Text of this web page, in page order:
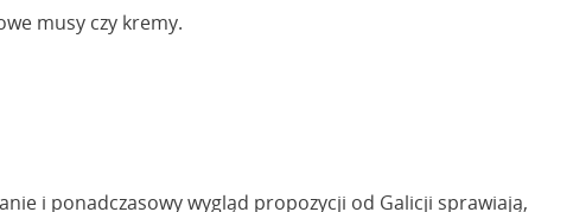
musy czy kremy.
i ponadczasowy wygląd propozycji od Galicji sprawiają,